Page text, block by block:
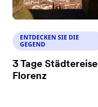
ENTDECKEN SIE DIE
GEGEND
3 Tage Städtereise
Florenz